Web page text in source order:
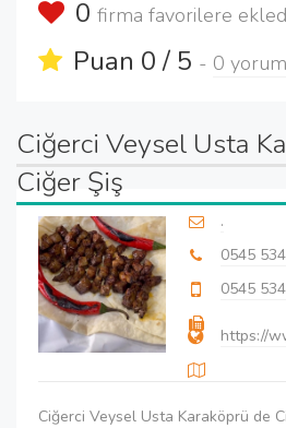
0 firma favorilere
Puan 0 / 5 - 0 yorum
Ciğerci Veysel Usta
Ciğer Şiş
.
0545
0545
https://
Ciğerci Veysel Usta Karaköprü de